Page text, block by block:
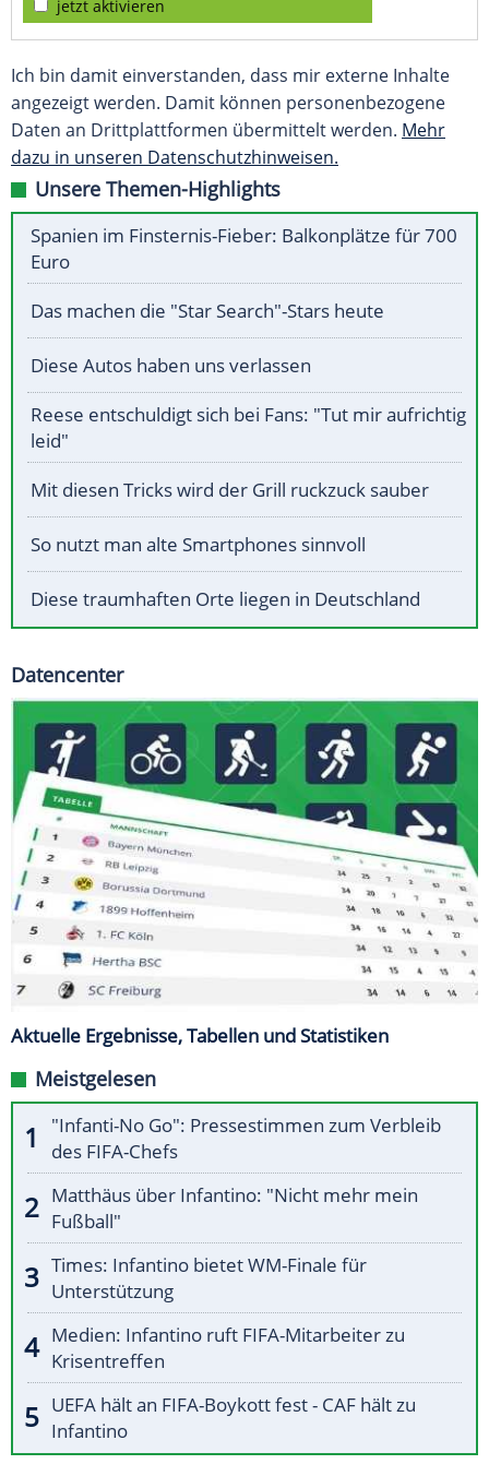
jetzt aktivieren
Ich bin damit einverstanden, dass mir externe Inhalte
angezeigt werden. Damit können personenbezogene
Daten an Drittplattformen übermittelt werden. Mehr
dazu in unseren Datenschutzhinweisen.
Unsere Themen-Highlights
Spanien im Finsternis-Fieber: Balkonplätze für 700
Euro
Das machen die "Star Search"-Stars heute
Diese Autos haben uns verlassen
Reese entschuldigt sich bei Fans: "Tut mir aufrichtig
leid"
Mit diesen Tricks wird der Grill ruckzuck sauber
So nutzt man alte Smartphones sinnvoll
Diese traumhaften Orte liegen in Deutschland
Datencenter
Aktuelle Ergebnisse, Tabellen und Statistiken
Meistgelesen
"Infanti-No Go": Pressestimmen zum Verbleib
des FIFA-Chefs
Matthäus über Infantino: "Nicht mehr mein
Fußball"
Times: Infantino bietet WM-Finale für
Unterstützung
Medien: Infantino ruft FIFA-Mitarbeiter zu
Krisentreffen
UEFA hält an FIFA-Boykott fest - CAF hält zu
Infantino